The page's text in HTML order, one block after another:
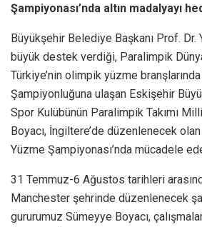
Şampiyonası’nda altın madalyayı
Büyükşehir Belediye Başkanı Prof. Dr.
büyük destek verdiği, Paralimpik
Türkiye’nin olimpik yüzme
Şampiyonluğuna ulaşan Eskişehir
Spor Kulübünün Paralimpik Takımı
Boyacı, İngiltere’de düzenlenecek
Yüzme Şampiyonası’nda mücadele
31 Temmuz-6 Ağustos tarihleri
Manchester şehrinde düzenlenecek
gururumuz Sümeyye Boyacı,